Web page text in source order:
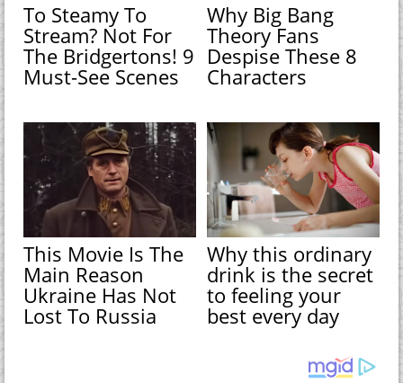
To Steamy To
Stream? Not For
The Bridgertons! 9
Must-See Scenes
Why Big Bang
Theory Fans
Despise These 8
Characters
This Movie Is The
Main Reason
Ukraine Has Not
Lost To Russia
Why this ordinary
drink is the secret
to feeling your
best every day